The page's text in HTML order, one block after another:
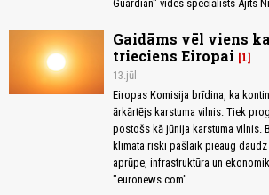
Guardian" vides speciālists Ajits
Gaidāms vēl viens
trieciens Eiropai
1
13.jūl
Eiropas Komisija brīdina, ka
ārkārtējs karstuma vilnis. Tiek
postošs kā jūnija karstuma vilnis.
klimata riski pašlaik pieaug
aprūpe, infrastruktūra un
"euronews.com".